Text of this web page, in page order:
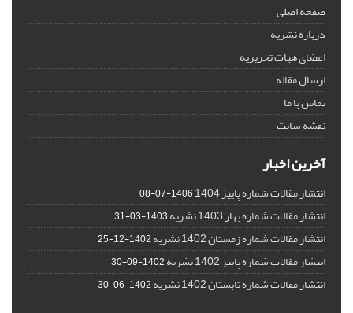
صفحه اصلی
درباره نشریه
اعضای هیات تحریریه
ارسال مقاله
تماس با ما
نقشه سایت
آخرین اخبار
انتشار مقالات شماره پاییز 1404 1406-07-08
انتشار مقالات شماره بهار 1403 نشریه 1403-03-31
انتشار مقالات شماره زمستان 1402 نشریه 1402-12-25
انتشار مقالات شماره پاییز 1402 نشریه 1402-09-30
انتشار مقالات شماره تابستان 1402 نشریه 1402-06-30